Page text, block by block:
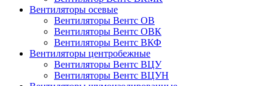
Вентиляторы осевые
Вентиляторы Вентс ОВ
Вентиляторы Вентс ОВК
Вентиляторы Вентс ВКФ
Вентиляторы центробежные
Вентиляторы Вентс ВЦУ
Вентиляторы Вентс ВЦУН